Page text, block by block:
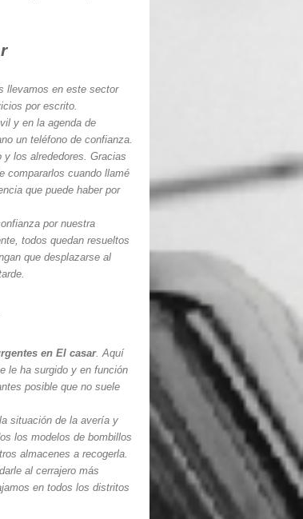
llevamos en este sector
por escrito.
y en la agenda de
un teléfono de confianza.
los alrededores. Gracias
compararlos cuando llamé
que puede haber por
por nuestra
todos quedan resueltos
que desplazarse al
en El casar. Aquí
le ha surgido y en función
posible que no suele
situación de la avería y
los modelos de bombillos
almacenes a recogerla.
al cerrajero más
en todos los distritos